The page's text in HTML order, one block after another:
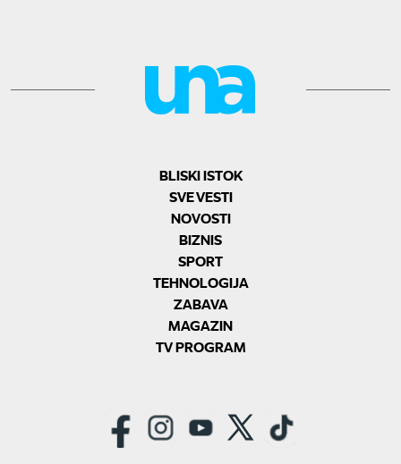
BLISKI ISTOK
SVE VESTI
NOVOSTI
BIZNIS
SPORT
TEHNOLOGIJA
ZABAVA
MAGAZIN
TV PROGRAM